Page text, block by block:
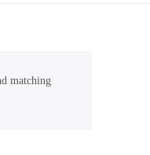
matching